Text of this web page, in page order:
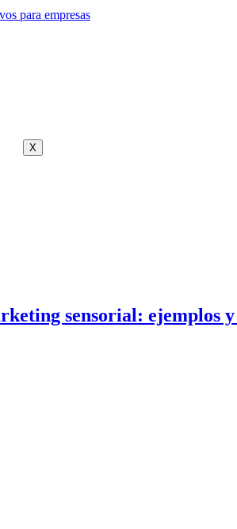
para empresas
X
sensorial: ejemplos